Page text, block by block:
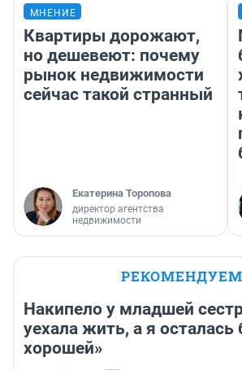
МНЕНИЕ
Квартиры дорожают,
но дешевеют: почему
рынок недвижимости
сейчас такой странный
Екатерина Торопова
директор агентства
недвижимости
РЕКОМЕНДУЕМ
Накипело у младшей
уехала жить, а я осталась
хорошей»